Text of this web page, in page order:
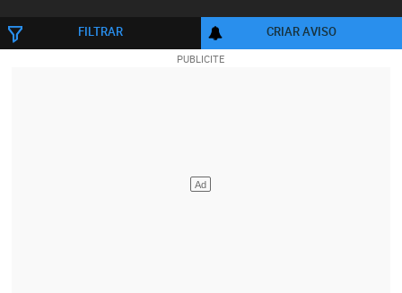
FILTRAR CRIAR AVISO